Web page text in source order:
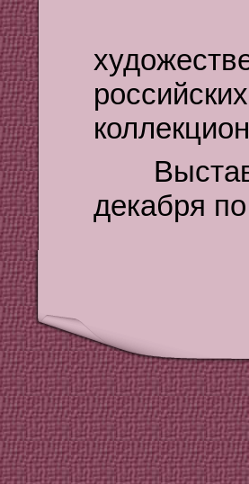
декабря